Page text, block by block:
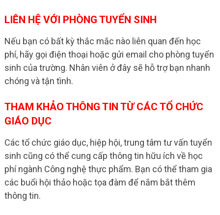
LIÊN HỆ VỚI PHÒNG TUYỂN SINH
Nếu bạn có bất kỳ thắc mắc nào liên quan đến học
phí, hãy gọi điện thoại hoặc gửi email cho phòng tuyển
sinh của trường. Nhân viên ở đây sẽ hỗ trợ bạn nhanh
chóng và tận tình.
THAM KHẢO THÔNG TIN TỪ CÁC TỔ CHỨC
GIÁO DỤC
Các tổ chức giáo dục, hiệp hội, trung tâm tư vấn tuyển
sinh cũng có thể cung cấp thông tin hữu ích về học
phí ngành Công nghệ thực phẩm. Bạn có thể tham gia
các buổi hội thảo hoặc tọa đàm để nắm bắt thêm
thông tin.